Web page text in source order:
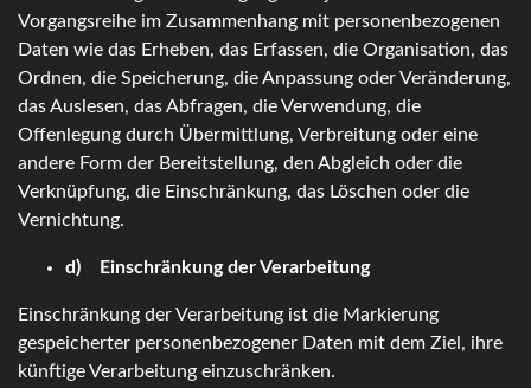
Vorgangsreihe im Zusammenhang mit personenbezogenen
Daten wie das Erheben, das Erfassen, die Organisation, das
Ordnen, die Speicherung, die Anpassung oder Veränderung,
das Auslesen, das Abfragen, die Verwendung, die
Offenlegung durch Übermittlung, Verbreitung oder eine
andere Form der Bereitstellung, den Abgleich oder die
Verknüpfung, die Einschränkung, das Löschen oder die
Vernichtung.
d) Einschränkung der Verarbeitung
Einschränkung der Verarbeitung ist die Markierung
gespeicherter personenbezogener Daten mit dem Ziel, ihre
künftige Verarbeitung einzuschränken.